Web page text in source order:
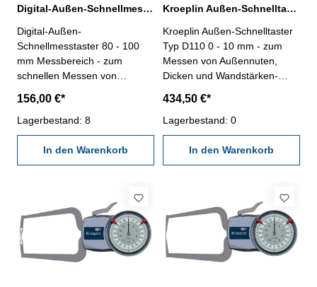
Digital-Außen-Schnellmesstaster 80 - 100 mm IP 65
Digital-Außen-
Schnellmesstaster 80 - 100
mm Messbereich - zum
schnellen Messen von
Kugelspitzen Ø 2 mm,
gehärtet- mit Digital-Messuhr
IP 65- Ablesung 0,001 mm-
Anzeige mit Laufbalken-
mm/inch, 0/Off, Preset-, Tol-
156,00 €*
Lagerbestand: 8
In den Warenkorb
Kroeplin Außen-Schnelltaster D110 0 - 10 mm Messbereich analog
Kroeplin Außen-Schnelltaster
Typ D110 0 - 10 mm - zum
Messen von Außennuten,
Dicken und Wandstärken-
Messspanne 10 mm-
mechanisches / analoges
Außenmessgerät- leichte
Justage durch drehbares
Gehäuse- 1 fester- und 1
verstellbaren Toleranzmarken-
Schutzklasse IP65- inklusive
Prüfzertifikat
434,50 €*
Lagerbestand: 0
In den Warenkorb